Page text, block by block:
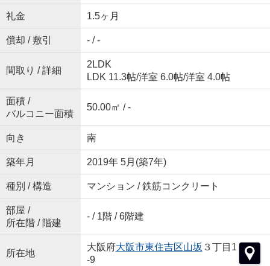
礼金 1.5ヶ月
償却 / 敷引 - / -
間取り / 詳細
2LDK
LDK 11.3帖/洋室 6.0帖/洋室 4.0帖
面積 /
バルコニー面積
50.00㎡ / -
向き 南
築年月 2019年 5月(築7年)
種別 / 構造 マンション / 鉄筋コンクリート
部屋 /
所在階 / 階建
- / 1階 / 6階建
所在地
大阪府大阪市東住吉区山坂 ３丁目1
-9